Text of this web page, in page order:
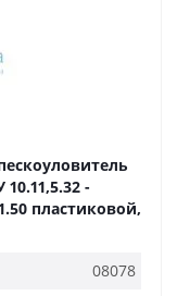
-
08078